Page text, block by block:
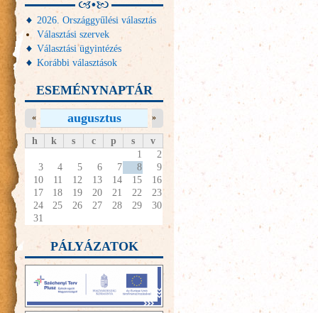
2026. Országgyűlési választás
Választási szervek
Választási ügyintézés
Korábbi választások
ESEMÉNYNAPTÁR
augusztus
« »
h k s c p s
v
1
2
3
4 5 6 7 8
9
10
11 12 13 14 15
16
17
18 19 20 21 22
23
24
25 26 27 28 29
30
31
PÁLYÁZATOK